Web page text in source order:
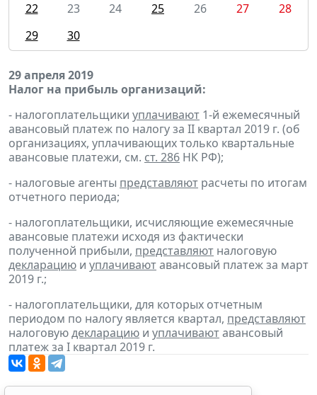
22
23 24 25 26 27
28
29
30
29 апреля 2019
Налог на прибыль организаций:
- налогоплательщики уплачивают 1-й ежемесячный
авансовый платеж по налогу за II квартал 2019 г. (об
организациях, уплачивающих только квартальные
авансовые платежи, см. ст. 286 НК РФ);
- налоговые агенты представляют расчеты по итогам
отчетного периода;
- налогоплательщики, исчисляющие ежемесячные
авансовые платежи исходя из фактически
полученной прибыли, представляют налоговую
декларацию и уплачиваютавансовый платеж за март
2019 г.;
- налогоплательщики, для которых отчетным
периодом по налогу является квартал, представляют
налоговуюдекларацию и уплачиваютавансовый
платеж за I квартал 2019 г.